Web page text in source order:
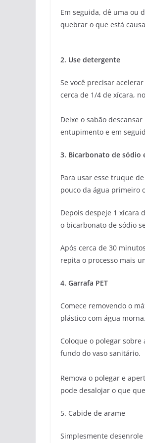
Em seguida, dê uma ou
quebrar o que está
2. Use detergente
Se você precisar
cerca de 1/4 de xícara,
Deixe o sabão
entupimento e em
3. Bicarbonato de sódio
Para usar esse truque
pouco da água primeiro
Depois despeje 1 xícara
o bicarbonato de sódio
Após cerca de 30
repita o processo mais
4. Garrafa PET
Comece removendo o
plástico com água morna.
Coloque o polegar
fundo do vaso sanitário.
Remova o polegar e
pode desalojar o que
5. Cabide de arame
Simplesmente